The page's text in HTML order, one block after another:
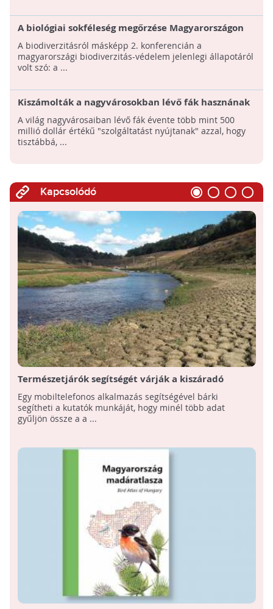
A biológiai sokféleség megőrzése Magyarországon
A biodiverzitásról másképp 2. konferencián a
magyarországi biodiverzitás-védelem jelenlegi állapotáról
volt szó: a ...
Kiszámolták a nagyvárosokban lévő fák hasznának
értékét
A világ nagyvárosaiban lévő fák évente több mint 500
millió dollár értékű "szolgáltatást nyújtanak" azzal, hogy
tisztábbá, ...
Kapcsolódó
Természetjárók segítségét várják a kiszáradó
vízfolyások feltérképezéséhez
Egy mobiltelefonos alkalmazás segítségével bárki
segítheti a kutatók munkáját, hogy minél több adat
gyűljön össze a a ...